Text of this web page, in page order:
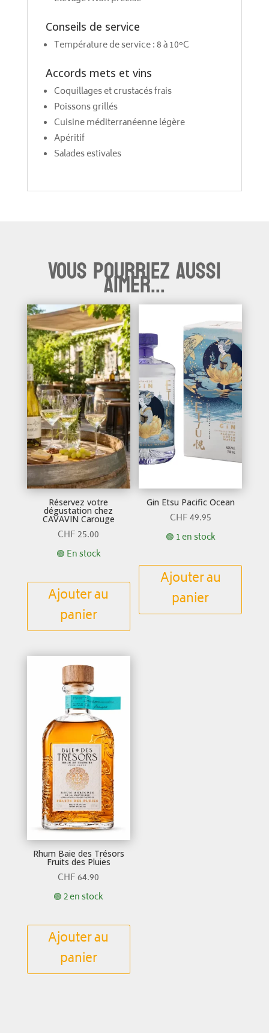
Conseils de service
Température de service : 8 à 10°C
Accords mets et vins
Coquillages et crustacés frais
Poissons grillés
Cuisine méditerranéenne légère
Apéritif
Salades estivales
Vous pourriez aussi
aimer...
Réservez votre
dégustation chez
CAVAVIN Carouge
CHF25.00
🟢 En stock
Ajouter au
panier
Gin Etsu Pacific Ocean
CHF49.95
🟢 1 en stock
Ajouter au
panier
Rhum Baie des Trésors
Fruits des Pluies
CHF64.90
🟢 2 en stock
Ajouter au
panier